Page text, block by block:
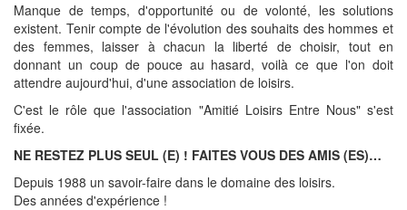
Manque de temps, d'opportunité ou de volonté, les solutions
existent. Tenir compte de l'évolution des souhaits des hommes et
des femmes, laisser à chacun la liberté de choisir, tout en
donnant un coup de pouce au hasard, voilà ce que l'on doit
attendre aujourd'hui, d'une association de loisirs.
C'est le rôle que l'association "Amitié Loisirs Entre Nous" s'est
fixée.
NE RESTEZ PLUS SEUL (E) ! FAITES VOUS DES AMIS (ES)…
Depuis 1988 un savoir-faire dans le domaine des loisirs.
Des années d'expérience !